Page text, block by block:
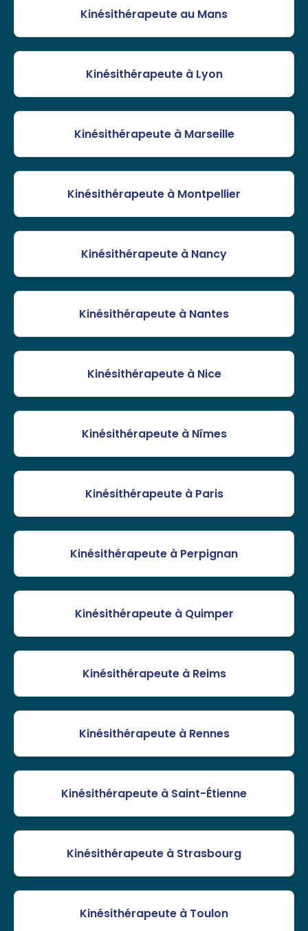
Kinésithérapeute au Mans
Kinésithérapeute à Lyon
Kinésithérapeute à Marseille
Kinésithérapeute à Montpellier
Kinésithérapeute à Nancy
Kinésithérapeute à Nantes
Kinésithérapeute à Nice
Kinésithérapeute à Nîmes
Kinésithérapeute à Paris
Kinésithérapeute à Perpignan
Kinésithérapeute à Quimper
Kinésithérapeute à Reims
Kinésithérapeute à Rennes
Kinésithérapeute à Saint-Étienne
Kinésithérapeute à Strasbourg
Kinésithérapeute à Toulon